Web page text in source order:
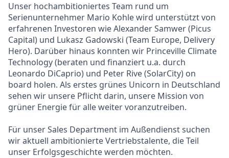
Unser hochambitioniertes Team rund um
Serienunternehmer Mario Kohle wird unterstützt von
erfahrenen Investoren wie Alexander Samwer (Picus
Capital) und Lukasz Gadowski (Team Europe, Delivery
Hero). Darüber hinaus konnten wir Princeville Climate
Technology (beraten und finanziert u.a. durch
Leonardo DiCaprio) und Peter Rive (SolarCity) on
board holen. Als erstes grünes Unicorn in Deutschland
sehen wir unsere Pflicht darin, unsere Mission von
grüner Energie für alle weiter voranzutreiben.
Für unser Sales Department im Außendienst suchen
wir aktuell ambitionierte Vertriebstalente, die Teil
unser Erfolgsgeschichte werden möchten.